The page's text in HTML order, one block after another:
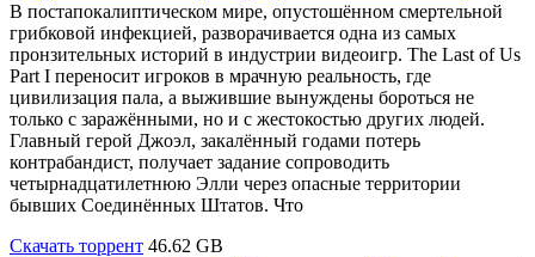
В постапокалиптическом мире, опустошённом смертельной
грибковой инфекцией, разворачивается одна из самых
пронзительных историй в индустрии видеоигр. The Last of Us
Part I переносит игроков в мрачную реальность, где
цивилизация пала, а выжившие вынуждены бороться не
только с заражёнными, но и с жестокостью других людей.
Главный герой Джоэл, закалённый годами потерь
контрабандист, получает задание сопроводить
четырнадцатилетнюю Элли через опасные территории
бывших Соединённых Штатов. Что
Скачать торрент 46.62 GB